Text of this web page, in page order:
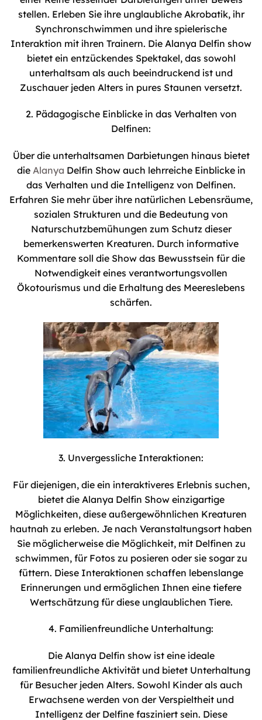
stellen. Erleben Sie ihre unglaubliche Akrobatik, ihr
Synchronschwimmen und ihre spielerische
Interaktion mit ihren Trainern. Die Alanya Delfin show
bietet ein entzückendes Spektakel, das sowohl
unterhaltsam als auch beeindruckend ist und
Zuschauer jeden Alters in pures Staunen versetzt.
2. Pädagogische Einblicke in das Verhalten von
Delfinen:
Über die unterhaltsamen Darbietungen hinaus bietet
die Alanya Delfin Show auch lehrreiche Einblicke in
das Verhalten und die Intelligenz von Delfinen.
Erfahren Sie mehr über ihre natürlichen Lebensräume,
sozialen Strukturen und die Bedeutung von
Naturschutzbemühungen zum Schutz dieser
bemerkenswerten Kreaturen. Durch informative
Kommentare soll die Show das Bewusstsein für die
Notwendigkeit eines verantwortungsvollen
Ökotourismus und die Erhaltung des Meereslebens
schärfen.
3. Unvergessliche Interaktionen:
Für diejenigen, die ein interaktiveres Erlebnis suchen,
bietet die Alanya Delfin Show einzigartige
Möglichkeiten, diese außergewöhnlichen Kreaturen
hautnah zu erleben. Je nach Veranstaltungsort haben
Sie möglicherweise die Möglichkeit, mit Delfinen zu
schwimmen, für Fotos zu posieren oder sie sogar zu
füttern. Diese Interaktionen schaffen lebenslange
Erinnerungen und ermöglichen Ihnen eine tiefere
Wertschätzung für diese unglaublichen Tiere.
4. Familienfreundliche Unterhaltung:
Die Alanya Delfin show ist eine ideale
familienfreundliche Aktivität und bietet Unterhaltung
für Besucher jeden Alters. Sowohl Kinder als auch
Erwachsene werden von der Verspieltheit und
Intelligenz der Delfine fasziniert sein. Diese